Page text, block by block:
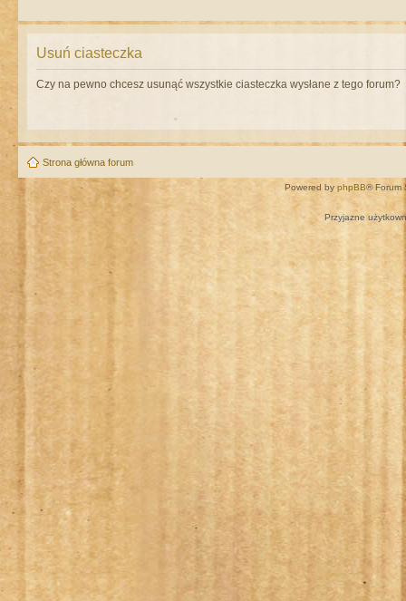
Usuń ciasteczka
Czy na pewno chcesz usunąć wszystkie ciasteczka wysłane z tego forum?
Strona główna forum
Powered by phpBB® Forum
Przyjazne